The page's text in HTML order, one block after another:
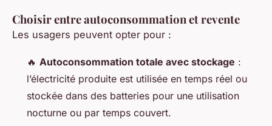
Choisir entre autoconsommation et revente
Les usagers peuvent opter pour :
🔥 Autoconsommation totale avec stockage :
l’électricité produite est utilisée en temps réel ou
stockée dans des batteries pour une utilisation
nocturne ou par temps couvert.